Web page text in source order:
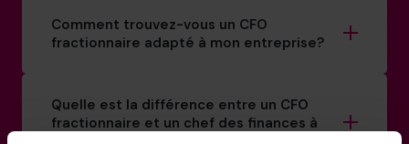
Comment trouvez-vous un CFO
fractionnaire adapté à mon entreprise?
Quelle est la différence entre un CFO
fractionnaire et un chef des finances à